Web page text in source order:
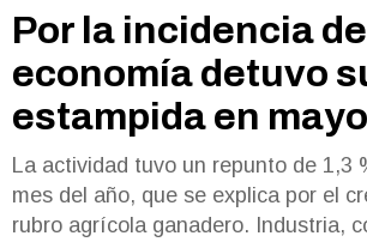
Por la incidencia
economía detuvo
estampida en mayo
La actividad tuvo un repunto de 1,3
mes del año, que se explica por el
rubro agrícola ganadero. Industria,